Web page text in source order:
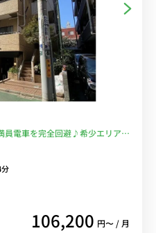
員電車を完全回避♪希少エリアの
106,200 円〜 / 月